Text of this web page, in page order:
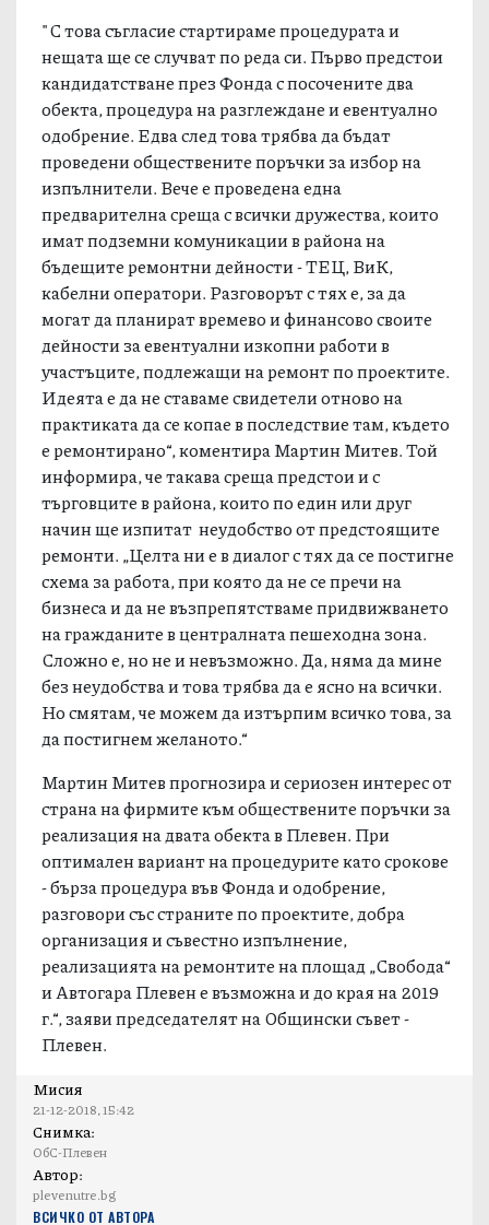
Мисия
21-12-2018, 15:42
Снимка:
ОбС-Плевен
Автор:
plevenutre.bg
ВСИЧКО ОТ АВТОРА
"С това съгласие стартираме процедурата и
нещата ще се случват по реда си. Първо предстои
кандидатстване през Фонда с посочените два
обекта, процедура на разглеждане и евентуално
одобрение. Едва след това трябва да бъдат
проведени обществените поръчки за избор на
изпълнители. Вече е проведена една
предварителна среща с всички дружества, които
имат подземни комуникации в района на
бъдещите ремонтни дейности - ТЕЦ, ВиК,
кабелни оператори. Разговорът с тях е, за да
могат да планират времево и финансово своите
дейности за евентуални изкопни работи в
участъците, подлежащи на ремонт по проектите.
Идеята е да не ставаме свидетели отново на
практиката да се копае в последствие там, където
е ремонтирано“, коментира Мартин Митев. Той
информира, че такава среща предстои и с
търговците в района, които по един или друг
начин ще изпитат неудобство от предстоящите
ремонти. „Целта ни е в диалог с тях да се постигне
схема за работа, при която да не се пречи на
бизнеса и да не възпрепятстваме придвижването
на гражданите в централната пешеходна зона.
Сложно е, но не и невъзможно. Да, няма да мине
без неудобства и това трябва да е ясно на всички.
Но смятам, че можем да изтърпим всичко това, за
да постигнем желаното.“
Мартин Митев прогнозира и сериозен интерес от
страна на фирмите към обществените поръчки за
реализация на двата обекта в Плевен. При
оптимален вариант на процедурите като срокове
- бърза процедура във Фонда и одобрение,
разговори със страните по проектите, добра
организация и съвестно изпълнение,
реализацията на ремонтите на площад „Свобода“
и Автогара Плевен е възможна и до края на 2019
г.“, заяви председателят на Общински съвет -
Плевен.